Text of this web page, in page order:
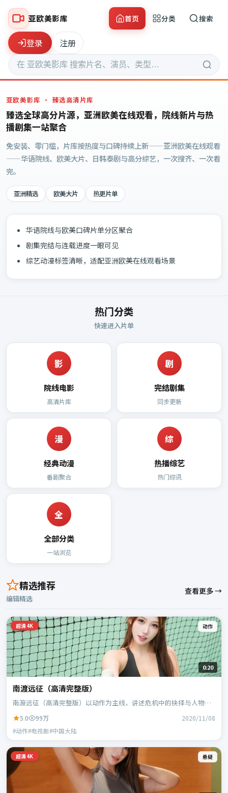
亚欧美影库 首页 分类 搜索
登录 注册
亚欧美影库 · 臻选高清片库
臻选全球高分片源，亚洲欧美在线观看，院线新片与热
播剧集一站聚合
免安装、零门槛，片库按热度与口碑持续上新——亚洲欧美在线观看
——华语院线、欧美大片、日韩泰剧与高分综艺，一次搜齐、一次看
完。
亚洲精选 欧美大片 热更片单
华语院线与欧美口碑片单分区聚合
剧集完结与连载进度一眼可见
综艺动漫标签清晰，适配亚洲欧美在线观看场景
热门分类
快速进入片单
影
院线电影
高清片库
剧
完结剧集
同步更新
漫
经典动漫
番剧聚合
综
热播综艺
热门综讯
全
全部分类
一站浏览
精选推荐
编辑精选
查看更多 →
超清4K 动作
0:20
南渡远征（高清完整版）
南渡远征（高清完整版）以动作为主线，讲述危机中的抉择与人物成
5.0 99万 2020/11/08
#动作#电视剧#中国大陆
超清4K 悬疑